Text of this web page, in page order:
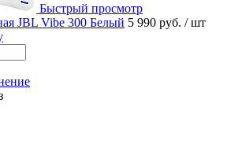
Быстрый просмотр
JBL Vibe 300 Белый 5 990 руб. / шт